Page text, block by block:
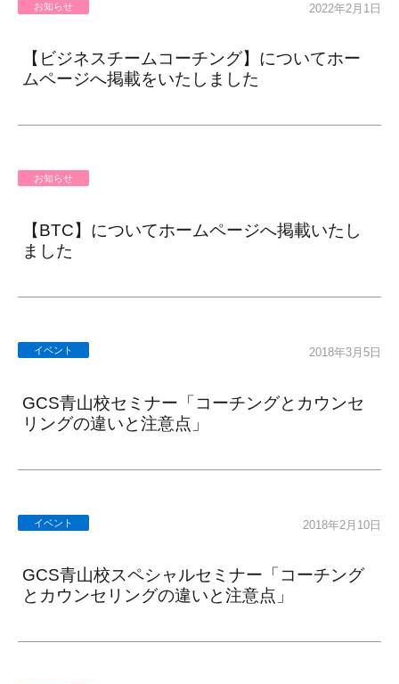
お知らせ 2022年2月1日
【ビジネスチームコーチング】についてホー
ムページへ掲載をいたしました
お知らせ
【BTC】についてホームページへ掲載いたし
ました
イベント 2018年3月5日
GCS青山校セミナー「コーチングとカウンセ
リングの違いと注意点」
イベント 2018年2月10日
GCS青山校スペシャルセミナー「コーチング
とカウンセリングの違いと注意点」